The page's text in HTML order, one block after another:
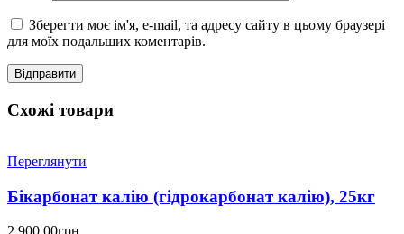
Зберегти моє ім'я, e-mail, та адресу сайту в цьому браузері
для моїх подальших коментарів.
Схожі товари
Переглянути
Бікарбонат калію (гідрокарбонат калію), 25кг